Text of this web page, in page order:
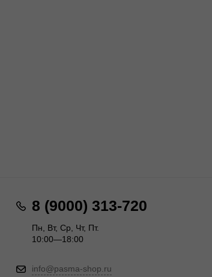
8 (9000) 313-720
Пн, Вт, Ср, Чт, Пт.
10:00—18:00
info@pasma-shop.ru